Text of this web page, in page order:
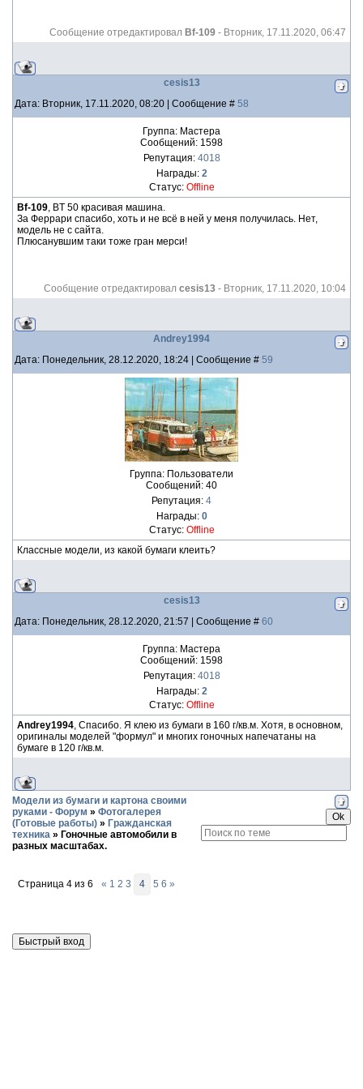
Сообщение отредактировал Bf-109 - Вторник, 17.11.2020, 06:47
cesis13
Дата: Вторник, 17.11.2020, 08:20 | Сообщение # 58
Группа: Мастера
Сообщений: 1598
Репутация: 4018
Награды: 2
Статус: Offline
Bf-109, BT 50 красивая машина.
За Феррари спасибо, хоть и не всё в ней у меня получилась. Нет,
модель не с сайта.
Плюсанувшим таки тоже гран мерси!
Сообщение отредактировал cesis13 - Вторник, 17.11.2020, 10:04
Andrey1994
Дата: Понедельник, 28.12.2020, 18:24 | Сообщение # 59
Группа: Пользователи
Сообщений: 40
Репутация: 4
Награды: 0
Статус: Offline
Классные модели, из какой бумаги клеить?
cesis13
Дата: Понедельник, 28.12.2020, 21:57 | Сообщение # 60
Группа: Мастера
Сообщений: 1598
Репутация: 4018
Награды: 2
Статус: Offline
Andrey1994, Спасибо. Я клею из бумаги в 160 г/кв.м. Хотя, в основном,
оригиналы моделей "формул" и многих гоночных напечатаны на
бумаге в 120 г/кв.м.
Модели из бумаги и картона своими
руками - Форум » Фотогалерея
(Готовые работы) » Гражданская
техника » Гоночные автомобили в
разных масштабах.
Страница 4 из 6 « 1 2 3 4 5 6 »